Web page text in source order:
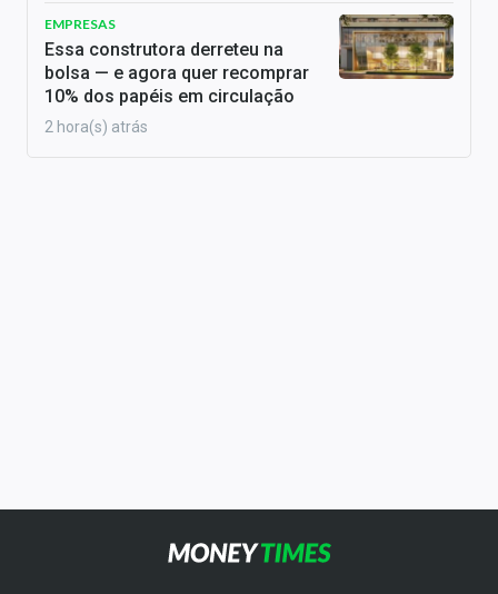
EMPRESAS
Essa construtora derreteu na
bolsa — e agora quer recomprar
10% dos papéis em circulação
2 hora(s) atrás